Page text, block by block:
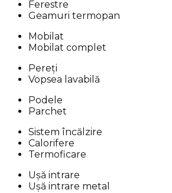
Ferestre
Geamuri termopan
Mobilat
Mobilat complet
Pereți
Vopsea lavabilă
Podele
Parchet
Sistem încălzire
Calorifere
Termoficare
Ușă intrare
Ușă intrare metal